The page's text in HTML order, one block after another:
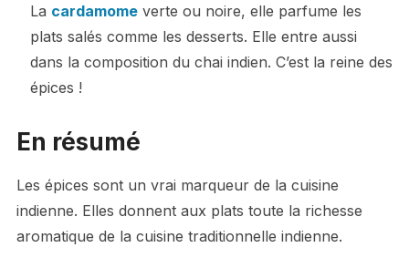
La cardamomeverte ou noire, elle parfume les
plats salés comme les desserts. Elle entre aussi
dans la composition du chai indien. C’est la reine des
épices !
En résumé
Les épices sont un vrai marqueur de la cuisine
indienne. Elles donnent aux plats toute la richesse
aromatique de la cuisine traditionnelle indienne.